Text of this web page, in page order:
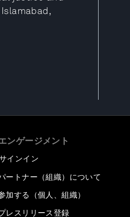
ンゲージメント
インイン
ートナー（組織）について
加する（個人、組織）
レスリリース登録